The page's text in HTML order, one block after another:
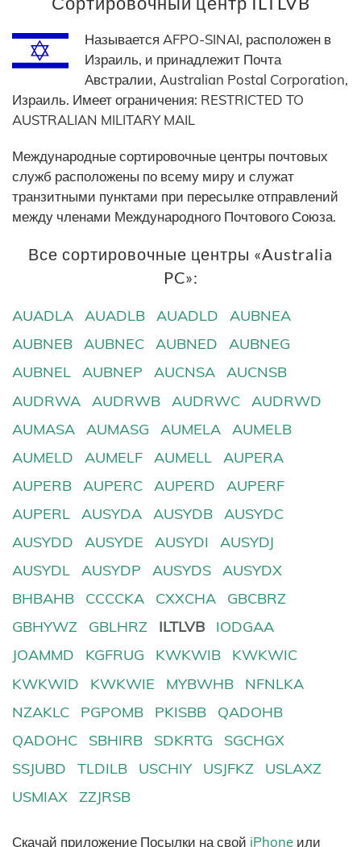
Называется AFPO-SINAI, расположен в
Израиль, и принадлежит Почта
Австралии, Australian Postal Corporation,
Израиль. Имеет ограничения: RESTRICTED TO
AUSTRALIAN MILITARY MAIL
Международные сортировочные центры почтовых
служб расположены по всему миру и служат
транзитными пунктами при пересылке отправлений
между членами Международного Почтового Союза.
Все сортировочные центры «Australia
PC»:
AUADLA AUADLB AUADLD
AUBNEA
AUBNEB
AUBNEC AUBNED
AUBNEG
AUBNEL
AUBNEP AUCNSA
AUCNSB
AUDRWA
AUDRWB AUDRWC
AUDRWD
AUMASA
AUMASG AUMELA
AUMELB
AUMELD
AUMELF AUMELL
AUPERA
AUPERB
AUPERC AUPERD
AUPERF
AUPERL
AUSYDA AUSYDB
AUSYDC
AUSYDD
AUSYDE AUSYDI
AUSYDJ
AUSYDL
AUSYDP AUSYDS
AUSYDX
BHBAHB
CCCCKA CXXCHA
GBCBRZ
GBHYWZ
GBLHRZ ILTLVB
IODGAA
JOAMMD
KGFRUG KWKWIB
KWKWIC
KWKWID
KWKWIE MYBWHB
NFNLKA
NZAKLC
PGPOMB PKISBB
QADOHB
QADOHC
SBHIRB SDKRTG
SGCHGX
SSJUBD
TLDILB USCHIY USJFKZ
USLAXZ
USMIAX
ZZJRSB
Скачай приложение Посылки на свой iPhone или